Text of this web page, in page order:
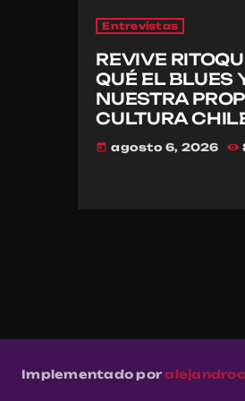
Entrevistas
REVIVE
QUÉ EL BLUES
NUESTRA
CULTURA
today agosto 6, 2026
Implementado por